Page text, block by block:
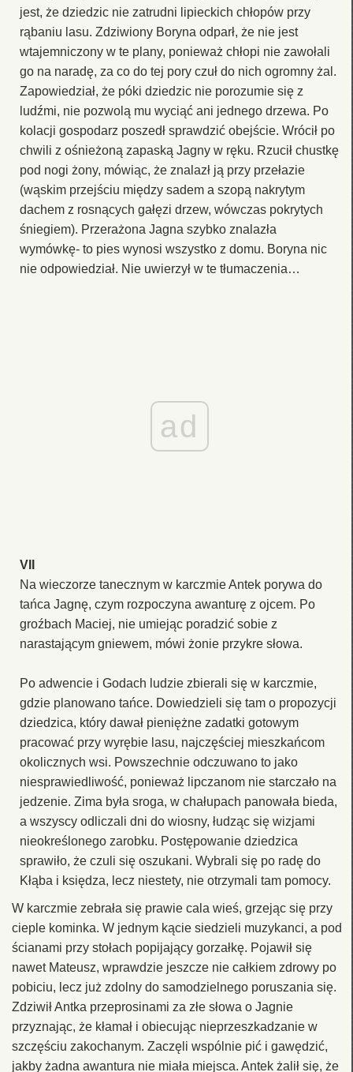
jest, że dziedzic nie zatrudni lipieckich chłopów przy
rąbaniu lasu. Zdziwiony Boryna odparł, że nie jest
wtajemniczony w te plany, ponieważ chłopi nie zawołali
go na naradę, za co do tej pory czuł do nich ogromny żal.
Zapowiedział, że póki dziedzic nie porozumie się z
ludźmi, nie pozwolą mu wyciąć ani jednego drzewa. Po
kolacji gospodarz poszedł sprawdzić obejście. Wrócił po
chwili z ośnieżoną zapaską Jagny w ręku. Rzucił chustkę
pod nogi żony, mówiąc, że znalazł ją przy przełazie
(wąskim przejściu między sadem a szopą nakrytym
dachem z rosnących gałęzi drzew, wówczas pokrytych
śniegiem). Przerażona Jagna szybko znalazła
wymówkę- to pies wynosi wszystko z domu. Boryna nic
nie odpowiedział. Nie uwierzył w te tłumaczenia…
ad
VII
Na wieczorze tanecznym w karczmie Antek porywa do
tańca Jagnę, czym rozpoczyna awanturę z ojcem. Po
groźbach Maciej, nie umiejąc poradzić sobie z
narastającym gniewem, mówi żonie przykre słowa.
Po adwencie i Godach ludzie zbierali się w karczmie,
gdzie planowano tańce. Dowiedzieli się tam o propozycji
dziedzica, który dawał pieniężne zadatki gotowym
pracować przy wyrębie lasu, najczęściej mieszkańcom
okolicznych wsi. Powszechnie odczuwano to jako
niesprawiedliwość, ponieważ lipczanom nie starczało na
jedzenie. Zima była sroga, w chałupach panowała bieda,
a wszyscy odliczali dni do wiosny, łudząc się wizjami
nieokreślonego zarobku. Postępowanie dziedzica
sprawiło, że czuli się oszukani. Wybrali się po radę do
Kłąba i księdza, lecz niestety, nie otrzymali tam pomocy.
W karczmie zebrała się prawie cala wieś, grzejąc się przy
cieple kominka. W jednym kącie siedzieli muzykanci, a pod
ścianami przy stołach popijający gorzałkę. Pojawił się
nawet Mateusz, wprawdzie jeszcze nie całkiem zdrowy po
pobiciu, lecz już zdolny do samodzielnego poruszania się.
Zdziwił Antka przeprosinami za złe słowa o Jagnie
przyznając, że kłamał i obiecując nieprzeszkadzanie w
szczęściu zakochanym. Zaczęli wspólnie pić i gawędzić,
jakby żadna awantura nie miała miejsca. Antek żalił się, że